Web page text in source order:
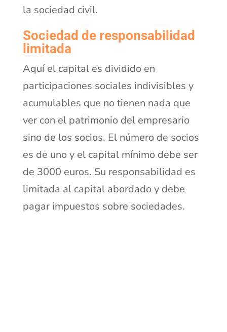
la sociedad civil.
Sociedad de responsabilidad
limitada
Aquí el capital es dividido en
participaciones sociales indivisibles y
acumulables que no tienen nada que
ver con el patrimonio del empresario
sino de los socios. El número de socios
es de uno y el capital mínimo debe ser
de 3000 euros. Su responsabilidad es
limitada al capital abordado y debe
pagar impuestos sobre sociedades.